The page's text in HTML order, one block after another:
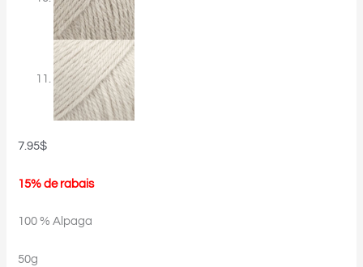
7.95$
15% de rabais
100 % Alpaga
50g